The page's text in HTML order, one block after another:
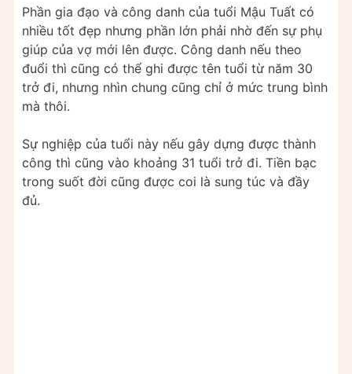
Phần gia đạo và công danh của tuổi Mậu Tuất có
nhiều tốt đẹp nhưng phần lớn phải nhờ đến sự phụ
giúp của vợ mới lên được. Công danh nếu theo
đuổi thì cũng có thể ghi được tên tuổi từ năm 30
trở đi, nhưng nhìn chung cũng chỉ ở mức trung bình
mà thôi.
Sự nghiệp của tuổi này nếu gây dựng được thành
công thì cũng vào khoảng 31 tuổi trở đi. Tiền bạc
trong suốt đời cũng được coi là sung túc và đầy
đủ.